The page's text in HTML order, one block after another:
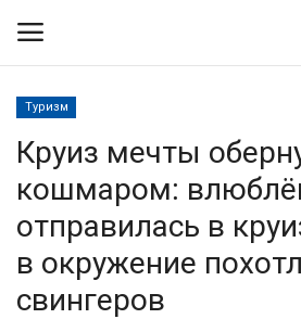
Контакты
Правила размещения
Политика
Туризм
Круиз мечты
кошмаром:
отправилась в
в окружение
свингеров